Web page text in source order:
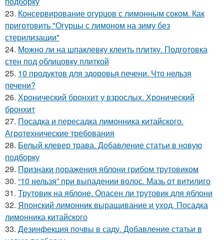
23. Консервирование огурцов с лимонным соком. Как
приготовить "Огурцы с лимоном на зиму без
стерилизации"
24. Можно ли на шпаклевку клеить плитку. Подготовка
стен под облицовку плиткой
25. 10 продуктов для здоровья печени. Что нельзя
печени?
26. Хронический бронхит у взрослых. Хронический
бронхит
27. Посадка и пересадка лимонника китайского.
Агротехнические требования
28. Белый клевер трава. Добавление статьи в новую
подборку
29. Признаки поражения яблони грибом трутовиком
30. “10 нельзя” при выпадении волос. Мазь от витилиго
31. Трутовик на яблоне. Опасен ли трутовик для яблони
32. Японский лимонник выращивание и уход. Посадка
лимонника китайского
33. Дезинфекция почвы в саду. Добавление статьи в